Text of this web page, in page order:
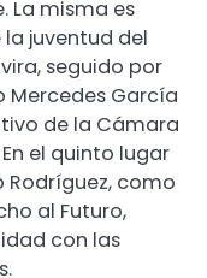
La misma es
juventud del
seguido por
Mercedes García
de la Cámara
el quinto lugar
Rodríguez, como
al Futuro,
con las